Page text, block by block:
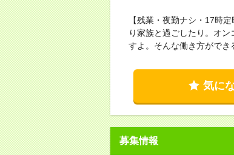
【残業・夜勤ナシ・17時
り家族と過ごしたり。オ
すよ。そんな働き方ができ
気に
募集情報